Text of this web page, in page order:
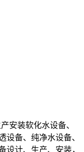
安装软化水设备、
设备、纯净水设备、
设计、生产、安装，